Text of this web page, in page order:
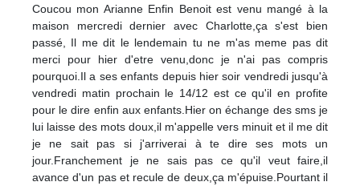
Coucou mon Arianne Enfin Benoit est venu mangé à la
maison mercredi dernier avec Charlotte,ça s'est bien
passé, Il me dit le lendemain tu ne m'as meme pas dit
merci pour hier d'etre venu,donc je n'ai pas compris
pourquoi.Il a ses enfants depuis hier soir vendredi jusqu'à
vendredi matin prochain le 14/12 est ce qu'il en profite
pour le dire enfin aux enfants.Hier on échange des sms je
lui laisse des mots doux,il m'appelle vers minuit et il me dit
je ne sait pas si j'arriverai à te dire ses mots un
jour.Franchement je ne sais pas ce qu'il veut faire,il
avance d'un pas et recule de deux,ça m'épuise.Pourtant il